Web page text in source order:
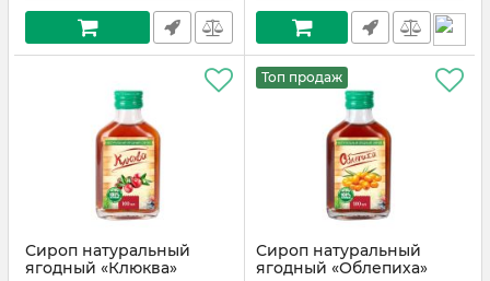
Сироп натуральный
ягодный «Клюква»
Топ продаж
Сироп натуральный
ягодный «Облепиха»